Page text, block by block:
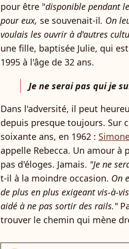
pour être "disponible pendant
pour eux, se souvenait-il. On
voulais les ouvrir à d'autres
une fille, baptisée Julie, qui
1995 à l'âge de 32 ans.
Je ne serai pas qui je
Dans l'adversité, il peut
depuis presque toujours. Sur
soixante ans, en 1962 :
appelle Rebecca. Un amour
pas d'éloges. Jamais. "Je ne
t-il à la moindre occasion. On
de plus en plus exigeant vis-à-
aidé à ne pas sortir des rails."
trouver le chemin qui mène